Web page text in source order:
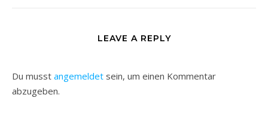
LEAVE A REPLY
Du musst angemeldet sein, um einen Kommentar
abzugeben.